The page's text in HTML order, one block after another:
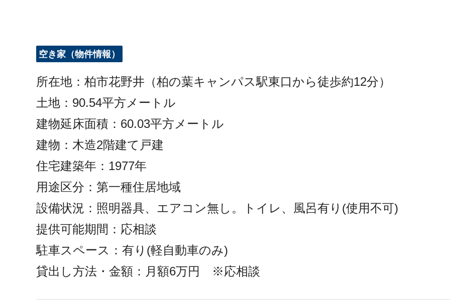
空き家（物件情報）
所在地：柏市花野井（柏の葉キャンパス駅東口から徒歩約12分）
土地：90.54平方メートル
建物延床面積：60.03平方メートル
建物：木造2階建て戸建
住宅建築年：1977年
用途区分：第一種住居地域
設備状況：照明器具、エアコン無し。トイレ、風呂有り(使用不可)
提供可能期間：応相談
駐車スペース：有り(軽自動車のみ)
貸出し方法・金額：月額6万円 ※応相談